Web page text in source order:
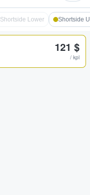
Shortside Lower Shortside
121 $
/ kpl